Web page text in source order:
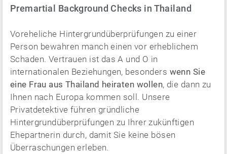
Premartial Background Checks in Thailand
Voreheliche Hintergrundüberprüfungen zu einer
Person bewahren manch einen vor erheblichem
Schaden. Vertrauen ist das A und O in
internationalen Beziehungen, besonders wenn Sie
eine Frau aus Thailand heiraten wollen, die dann zu
Ihnen nach Europa kommen soll. Unsere
Privatdetektive führen gründliche
Hintergrundüberprüfungen zu Ihrer zukünftigen
Ehepartnerin durch, damit Sie keine bösen
Überraschungen erleben.